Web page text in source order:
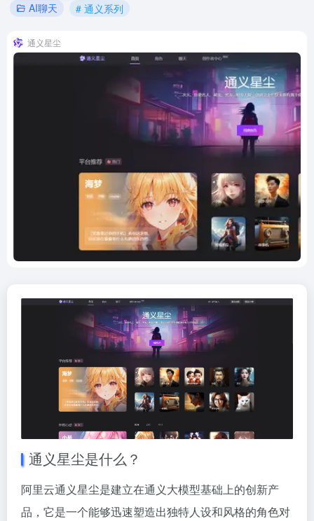
AI聊天 # 通义系列
通义星尘
通义星尘是什么？
阿里云通义星尘是建立在通义大模型基础上的创新产
品，它是一个能够迅速塑造出独特人设和风格的角色对